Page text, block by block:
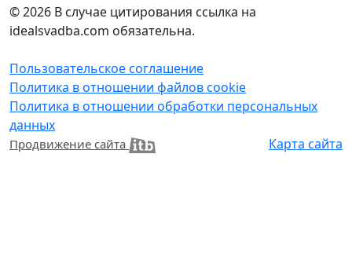
© 2026 В случае цитирования ссылка на
idealsvadba.com обязательна.
Пользовательское соглашение
Политика в отношении файлов cookie
Политика в отношении обработки персональных
данных
Продвижение сайта Карта сайта